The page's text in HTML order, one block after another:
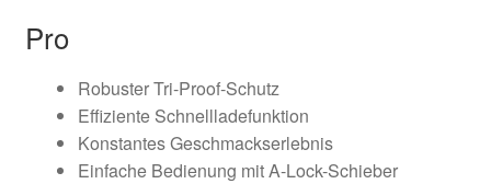
Pro
Robuster Tri-Proof-Schutz
Effiziente Schnellladefunktion
Konstantes Geschmackserlebnis
Einfache Bedienung mit A-Lock-Schieber